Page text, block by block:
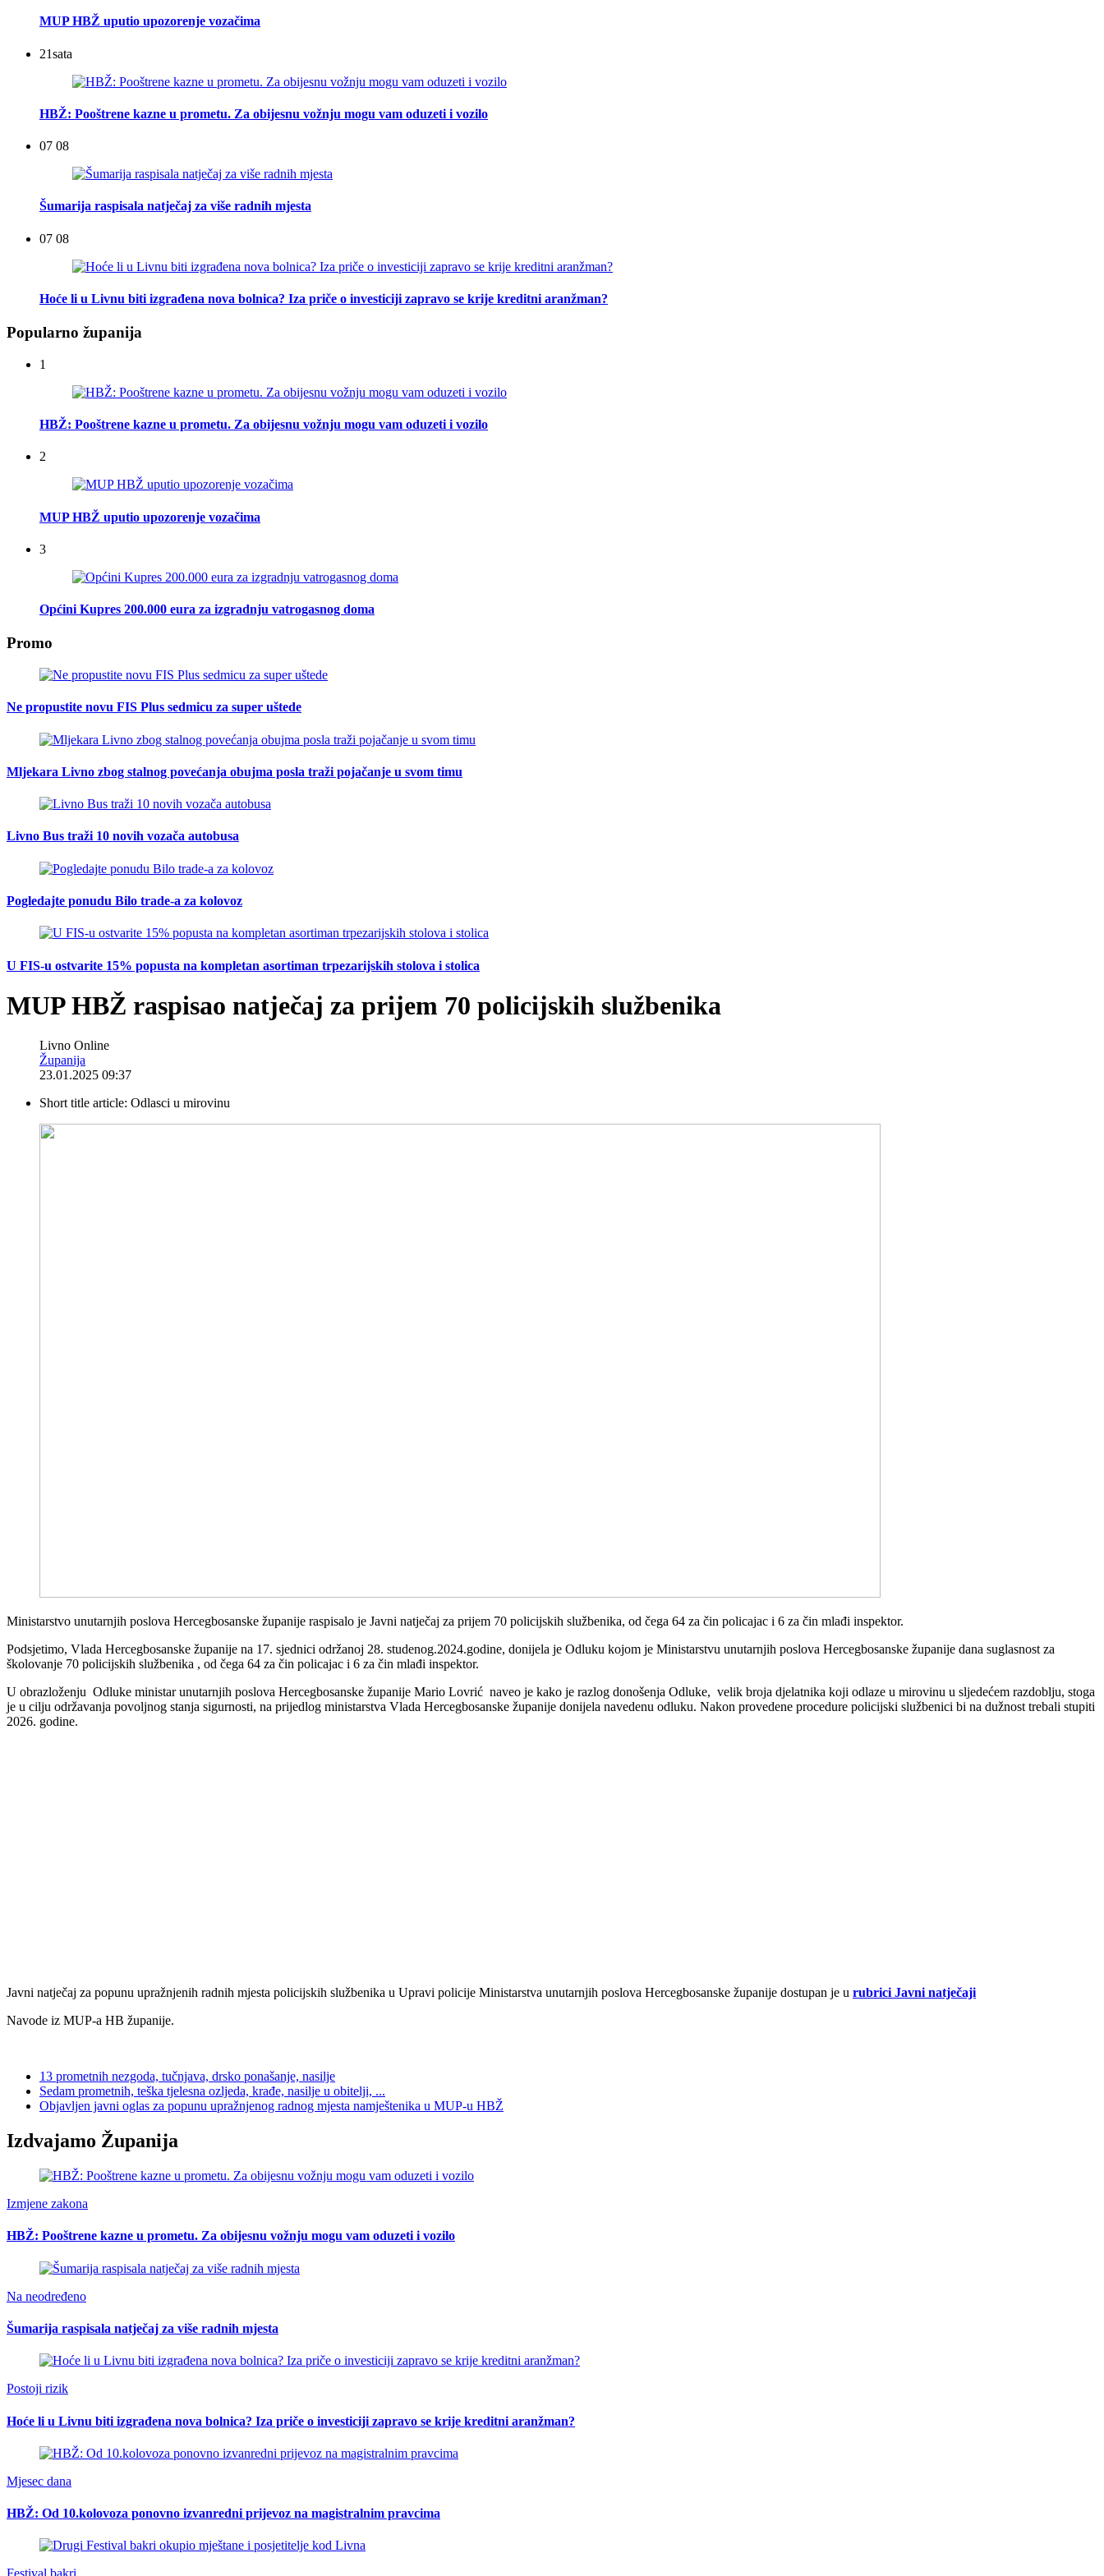
MUP HBŽ uputio upozorenje vozačima
21sata
HBŽ: Pooštrene kazne u prometu. Za obijesnu vožnju mogu vam oduzeti i vozilo
07 08
Šumarija raspisala natječaj za više radnih mjesta
07 08
Hoće li u Livnu biti izgrađena nova bolnica? Iza priče o investiciji zapravo se krije kreditni aranžman?
Popularno županija
1
HBŽ: Pooštrene kazne u prometu. Za obijesnu vožnju mogu vam oduzeti i vozilo
2
MUP HBŽ uputio upozorenje vozačima
3
Općini Kupres 200.000 eura za izgradnju vatrogasnog doma
Promo
Ne propustite novu FIS Plus sedmicu za super uštede
Mljekara Livno zbog stalnog povećanja obujma posla traži pojačanje u svom timu
Livno Bus traži 10 novih vozača autobusa
Pogledajte ponudu Bilo trade-a za kolovoz
U FIS-u ostvarite 15% popusta na kompletan asortiman trpezarijskih stolova i stolica
MUP HBŽ raspisao natječaj za prijem 70 policijskih službenika
Livno Online
Županija
23.01.2025 09:37
Short title article: Odlasci u mirovinu
Ministarstvo unutarnjih poslova Hercegbosanske županije raspisalo je Javni natječaj za prijem 70 policijskih službenika, od čega 64 za čin policajac i 6 za čin mlađi inspektor.
Podsjetimo, Vlada Hercegbosanske županije na 17. sjednici održanoj 28. studenog.2024.godine, donijela je Odluku kojom je Ministarstvu unutarnjih poslova Hercegbosanske županije dana suglasnost za
školovanje 70 policijskih službenika , od čega 64 za čin policajac i 6 za čin mlađi inspektor.
U obrazloženju Odluke ministar unutarnjih poslova Hercegbosanske županije Mario Lovrić naveo je kako je razlog donošenja Odluke, velik broja djelatnika koji odlaze u mirovinu u sljedećem razdoblju, stoga
je u cilju održavanja povoljnog stanja sigurnosti, na prijedlog ministarstva Vlada Hercegbosanske županije donijela navedenu odluku. Nakon provedene procedure policijski službenici bi na dužnost trebali stupiti
2026. godine.
Javni natječaj za popunu upražnjenih radnih mjesta policijskih službenika u Upravi policije Ministarstva unutarnjih poslova Hercegbosanske županije dostupan je u rubrici Javni natječaji
Navode iz MUP-a HB županije.
13 prometnih nezgoda, tučnjava, drsko ponašanje, nasilje
Sedam prometnih, teška tjelesna ozljeda, krađe, nasilje u obitelji, ...
Objavljen javni oglas za popunu upražnjenog radnog mjesta namještenika u MUP-u HBŽ
Izdvajamo Županija
Izmjene zakona
HBŽ: Pooštrene kazne u prometu. Za obijesnu vožnju mogu vam oduzeti i vozilo
Na neodređeno
Šumarija raspisala natječaj za više radnih mjesta
Postoji rizik
Hoće li u Livnu biti izgrađena nova bolnica? Iza priče o investiciji zapravo se krije kreditni aranžman?
Mjesec dana
HBŽ: Od 10.kolovoza ponovno izvanredni prijevoz na magistralnim pravcima